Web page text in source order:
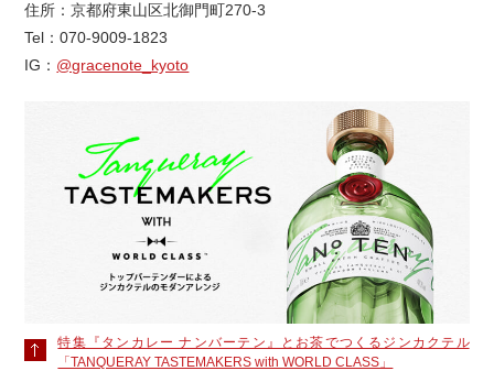
住所：京都府東山区北御門町270-3
Tel：070-9009-1823
IG： @gracenote_kyoto
特集『タンカレー ナンバーテン』とお茶でつくるジンカクテル
「TANQUERAY TASTEMAKERS with WORLD CLASS」